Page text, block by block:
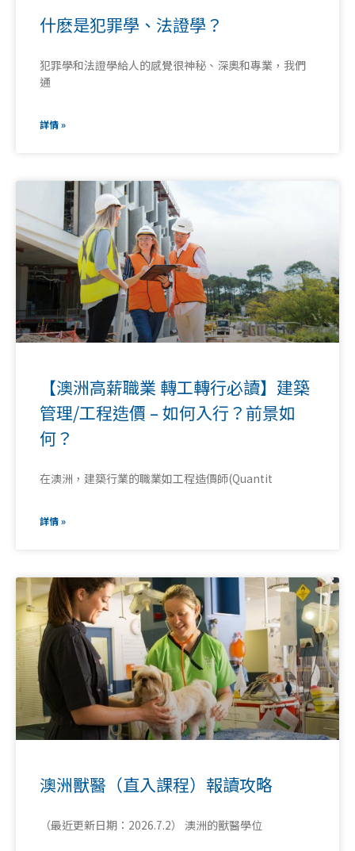
什麽是犯罪學、法證學？
犯罪學和法證學給人的感覺很神秘、深奧和專業，我們
通
詳情 »
【澳洲高薪職業 轉工轉行必讀】建築
管理/工程造價 – 如何入行？前景如
何？
在澳洲，建築行業的職業如工程造價師(Quantit
詳情 »
澳洲獸醫（直入課程）報讀攻略
（最近更新日期：2026.7.2） 澳洲的獸醫學位